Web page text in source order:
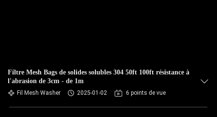
Filtre Mesh Bags de solides solubles 304 50ft 100ft résistance à
l'abrasion de 3cm - de 1m
Fil Mesh Washer 2025-01-02 6 points de vue